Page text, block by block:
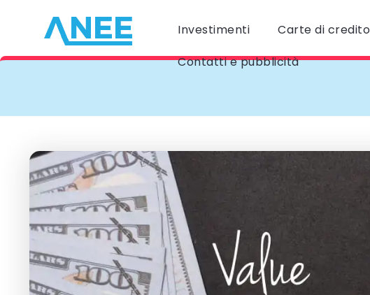
Investimenti Carte di credito
Contatti e pubblicità